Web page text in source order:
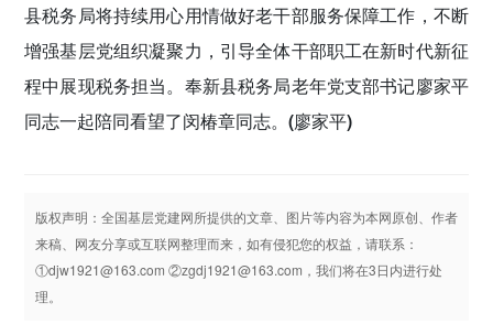
县税务局将持续用心用情做好老干部服务保障工作，不断
增强基层党组织凝聚力，引导全体干部职工在新时代新征
程中展现税务担当。奉新县税务局老年党支部书记廖家平
同志一起陪同看望了闵椿章同志。 (廖家平)
版权声明：全国基层党建网所提供的文章、图片等内容为本网原创、作者
来稿、网友分享或互联网整理而来，如有侵犯您的权益，请联系：
①djw1921@163.com ②zgdj1921@163.com，我们将在3日内进行处
理。